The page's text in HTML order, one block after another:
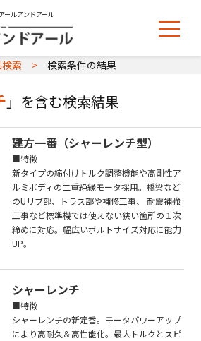
ールアンドアール
索 検索条件の結果
」を含む検索結果
建方一番（シャーレンチ型）
■特徴
新タイプの締付けトルク調整機能や高剛性ア
ルミボディの二重絶縁モータ採用。橋梁など
のUリブ部、トラス部や補修工事、 耐震補強
工事など標準機では使えない狭い箇所の１次
締めに対応。幅広いボルトサイズ対応に能力
UP。
シャーレンチ
■特徴
シャーレンチの新定番。モータパワーアップ
により高耐久＆高性能化。最大トルクとスピ